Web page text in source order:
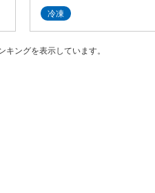
冷凍
ングを表示しています。